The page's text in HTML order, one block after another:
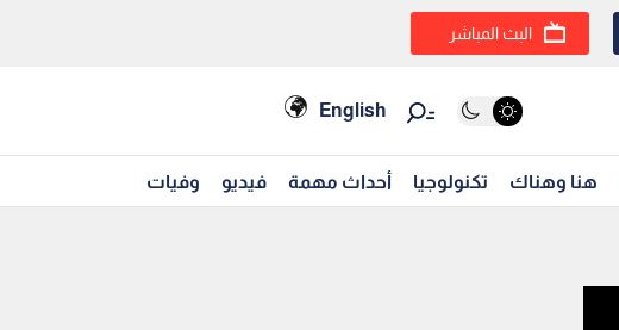
البث المباشر
English
هنا وهناك تكنولوجيا أحداث مهمة فيديو وفيات